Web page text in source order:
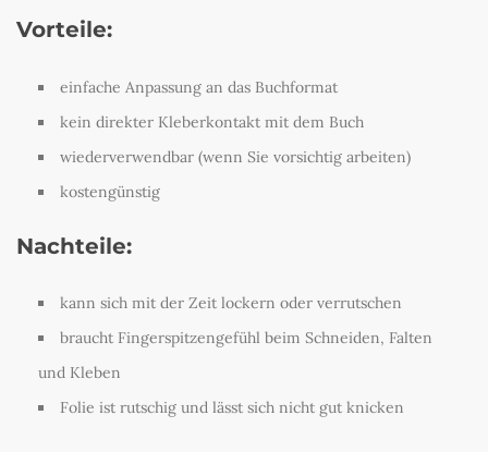
Vorteile:
einfache Anpassung an das Buchformat
kein direkter Kleberkontakt mit dem Buch
wiederverwendbar (wenn Sie vorsichtig arbeiten)
kostengünstig
Nachteile:
kann sich mit der Zeit lockern oder verrutschen
braucht Fingerspitzengefühl beim Schneiden, Falten
und Kleben
Folie ist rutschig und lässt sich nicht gut knicken